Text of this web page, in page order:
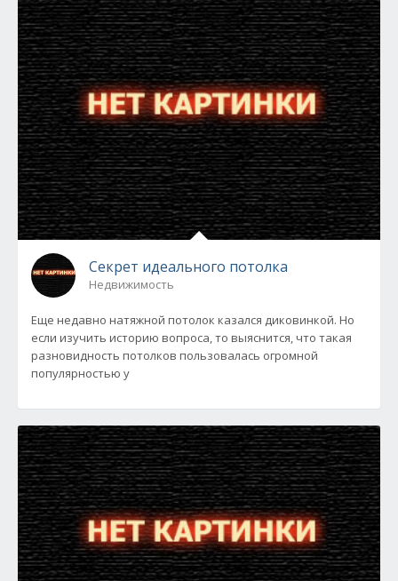
Секрет идеального потолка
Недвижимость
Еще недавно натяжной потолок казался диковинкой. Но
если изучить историю вопроса, то выяснится, что такая
разновидность потолков пользовалась огромной
популярностью у